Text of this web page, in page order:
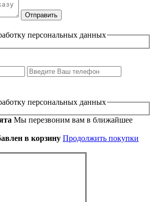
персональных данных
персональных данных
Мы перезвоним вам в ближайшее
в корзину Продолжить покупки